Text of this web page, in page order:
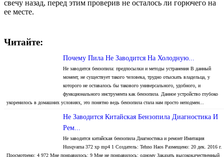
свечу назад, перед этим проверив не осталось ли горючего на
ее месте.
Читайте:
Почему Пила Не Заводится На Холодную...
Не заводится бензопила: предпосылки и методы устранения В данный
момент, не существует такого человека, трудно отыскать владельца, у
которого не оставалось бы такового универсального, удобного, и
функционального инструмента как бензопила. Данное устройство глубоко
укоренилось в домашних условиях, это понятно ведь бензопила стала нам просто неподмен...
Не Заводится Китайская Бензопила Диагностика И
Рем...
Не заводится китайская бензопила Диагностика и ремонт Имитация
Husqvarna 372 xp mp4 1 Создатель: Tehno Haos Размещено: 20 дек. 2016 г.
Просмотрено: 4 972 Мне понравилось: 9 Мне не понравилось: одному Заказать высококачественный